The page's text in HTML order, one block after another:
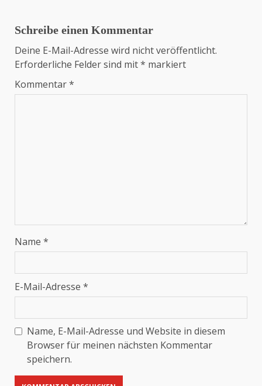
Schreibe einen Kommentar
Deine E-Mail-Adresse wird nicht veröffentlicht.
Erforderliche Felder sind mit* markiert
Kommentar*
Name *
E-Mail-Adresse *
Name, E-Mail-Adresse und Website in diesem
Browser für meinen nächsten Kommentar
speichern.